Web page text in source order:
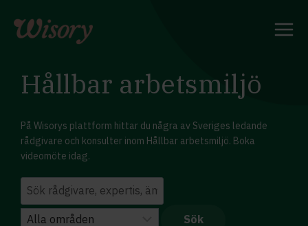
content
Hållbar arbetsmiljö
På Wisorys plattform hittar du några av Sveriges ledande
rådgivare och konsulter inom Hållbar arbetsmiljö. Boka
videomöte idag.